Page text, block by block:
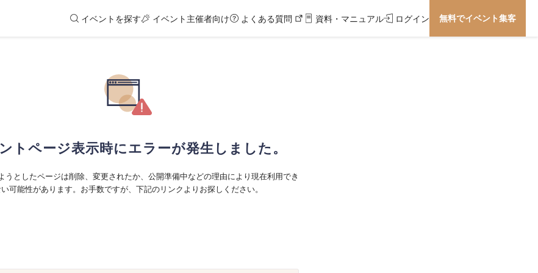
イベントを探す イベント主催者向け よくある質問 資料・マニュアル ログイン 無料でイベント集客
トページ表示時にエラーが発生しました。
うとしたページは削除、変更されたか、公開準備中などの理由により現在利用でき
い可能性があります。お手数ですが、下記のリンクよりお探しください。